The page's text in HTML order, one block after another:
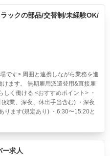
ックの部品/交替制/未経験OK/
です> 周囲と連携しながら業務を進
ます。 無期雇用派遣登用&直接雇
く働ける <おすすめポイント> ・
業、深夜、休出手当含む) ・深夜
ります(規定あり) ・6:30〜15:20と
ー求人